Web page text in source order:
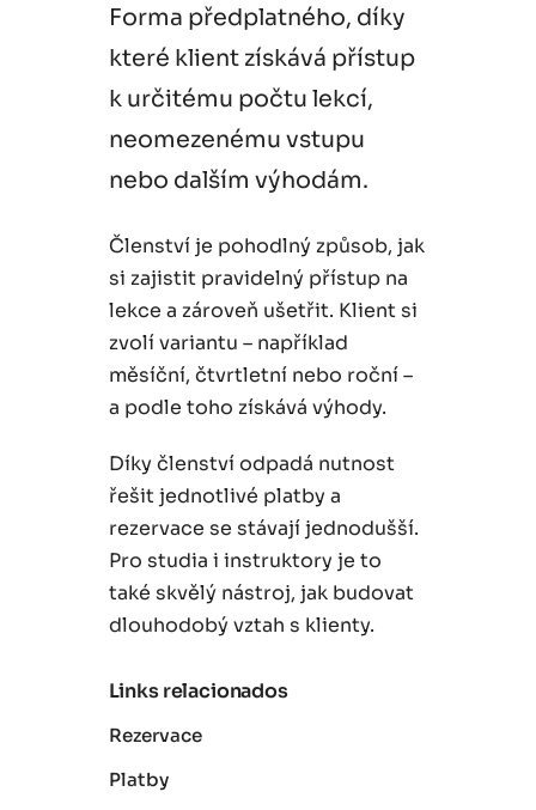
Forma předplatného, díky
které klient získává přístup
k určitému počtu lekcí,
neomezenému vstupu
nebo dalším výhodám.
Členství je pohodlný způsob, jak
si zajistit pravidelný přístup na
lekce a zároveň ušetřit. Klient si
zvolí variantu – například
měsíční, čtvrtletní nebo roční –
a podle toho získává výhody.
Díky členství odpadá nutnost
řešit jednotlivé platby a
rezervace se stávají jednodušší.
Pro studia i instruktory je to
také skvělý nástroj, jak budovat
dlouhodobý vztah s klienty.
Links relacionados
Rezervace
Platby